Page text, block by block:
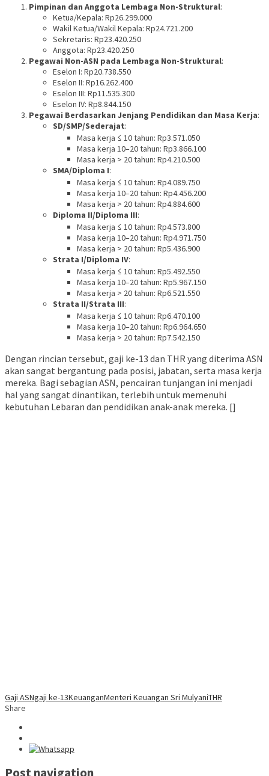
Pimpinan dan Anggota Lembaga Non-Struktural:
Ketua/Kepala: Rp26.299.000
Wakil Ketua/Wakil Kepala: Rp24.721.200
Sekretaris: Rp23.420.250
Anggota: Rp23.420.250
Pegawai Non-ASN pada Lembaga Non-Struktural:
Eselon I: Rp20.738.550
Eselon II: Rp16.262.400
Eselon III: Rp11.535.300
Eselon IV: Rp8.844.150
Pegawai Berdasarkan Jenjang Pendidikan dan Masa Kerja:
SD/SMP/Sederajat:
Masa kerja ≤ 10 tahun: Rp3.571.050
Masa kerja 10–20 tahun: Rp3.866.100
Masa kerja > 20 tahun: Rp4.210.500
SMA/Diploma I:
Masa kerja ≤ 10 tahun: Rp4.089.750
Masa kerja 10–20 tahun: Rp4.456.200
Masa kerja > 20 tahun: Rp4.884.600
Diploma II/Diploma III:
Masa kerja ≤ 10 tahun: Rp4.573.800
Masa kerja 10–20 tahun: Rp4.971.750
Masa kerja > 20 tahun: Rp5.436.900
Strata I/Diploma IV:
Masa kerja ≤ 10 tahun: Rp5.492.550
Masa kerja 10–20 tahun: Rp5.967.150
Masa kerja > 20 tahun: Rp6.521.550
Strata II/Strata III:
Masa kerja ≤ 10 tahun: Rp6.470.100
Masa kerja 10–20 tahun: Rp6.964.650
Masa kerja > 20 tahun: Rp7.542.150
Dengan rincian tersebut, gaji ke-13 dan THR yang diterima ASN
akan sangat bergantung pada posisi, jabatan, serta masa kerja
mereka. Bagi sebagian ASN, pencairan tunjangan ini menjadi
hal yang sangat dinantikan, terlebih untuk memenuhi
kebutuhan Lebaran dan pendidikan anak-anak mereka. []
Gaji ASNgaji ke-13KeuanganMenteri Keuangan Sri MulyaniTHR
Share
Post navigation